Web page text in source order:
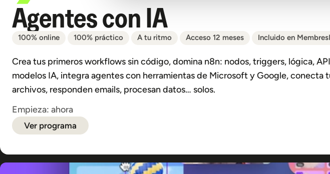
Agentes con IA
100% online 100% práctico A tu ritmo Acceso 12 meses Incluido en
Crea tus primeros workflows sin código, domina n8n: nodos, triggers, lógica,
modelos IA, integra agentes con herramientas de Microsoft y Google, conecta
archivos, responden emails, procesan datos… solos.
Empieza: ahora
Ver programa